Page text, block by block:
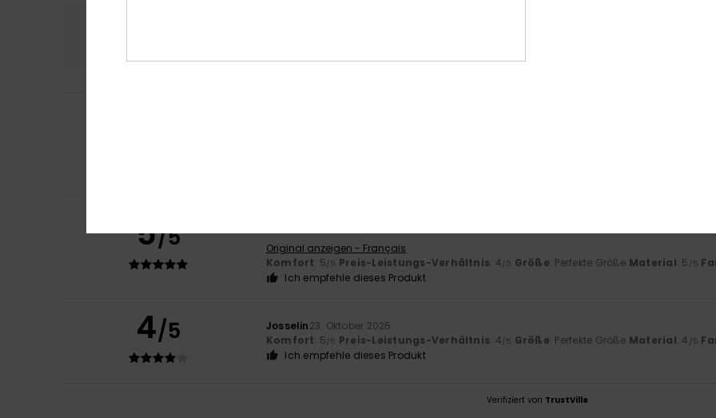
5/5
Ich liebe die Farbe und den Schnitt.
Original anzeigen - Français
Komfort: 5/5 Preis-Leistungs-Verhältnis: 4/5 Größe: Perfekte Größe Material: 5 /5
Ich empfehle dieses Produkt
4/5 Josselin23. Oktober 2025
Komfort: 5/5 Preis-Leistungs-Verhältnis: 4/5 Größe: Perfekte Größe Material: 4 /5
Ich empfehle dieses Produkt
Verifiziert von TrustVille